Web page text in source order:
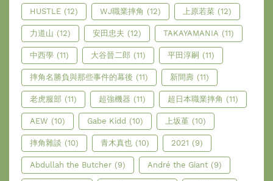
HUSTLE (12) WJ職業摔角 (12) 上原若菜 (12)
力道山 (12) 安田忠夫 (12) TAKAYAMANIA (11)
中西學 (11) 大谷晉二郎 (11) 平田淳嗣 (11)
摔角名勝負與那些事件的幕後 (11) 新間壽 (11)
老虎服部 (11) 超強機器 (11) 超日本職業摔角 (11)
AEW (10) Gabe Kidd (10) 上坂堇 (10)
摔角雜談 (10) 青木真也 (10) 2021 (9)
Abdullah the Butcher (9) André the Giant (9)